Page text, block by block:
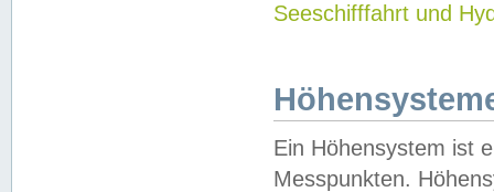
Seeschifffahrt und
Ein Höhensystem ist
Messpunkten.